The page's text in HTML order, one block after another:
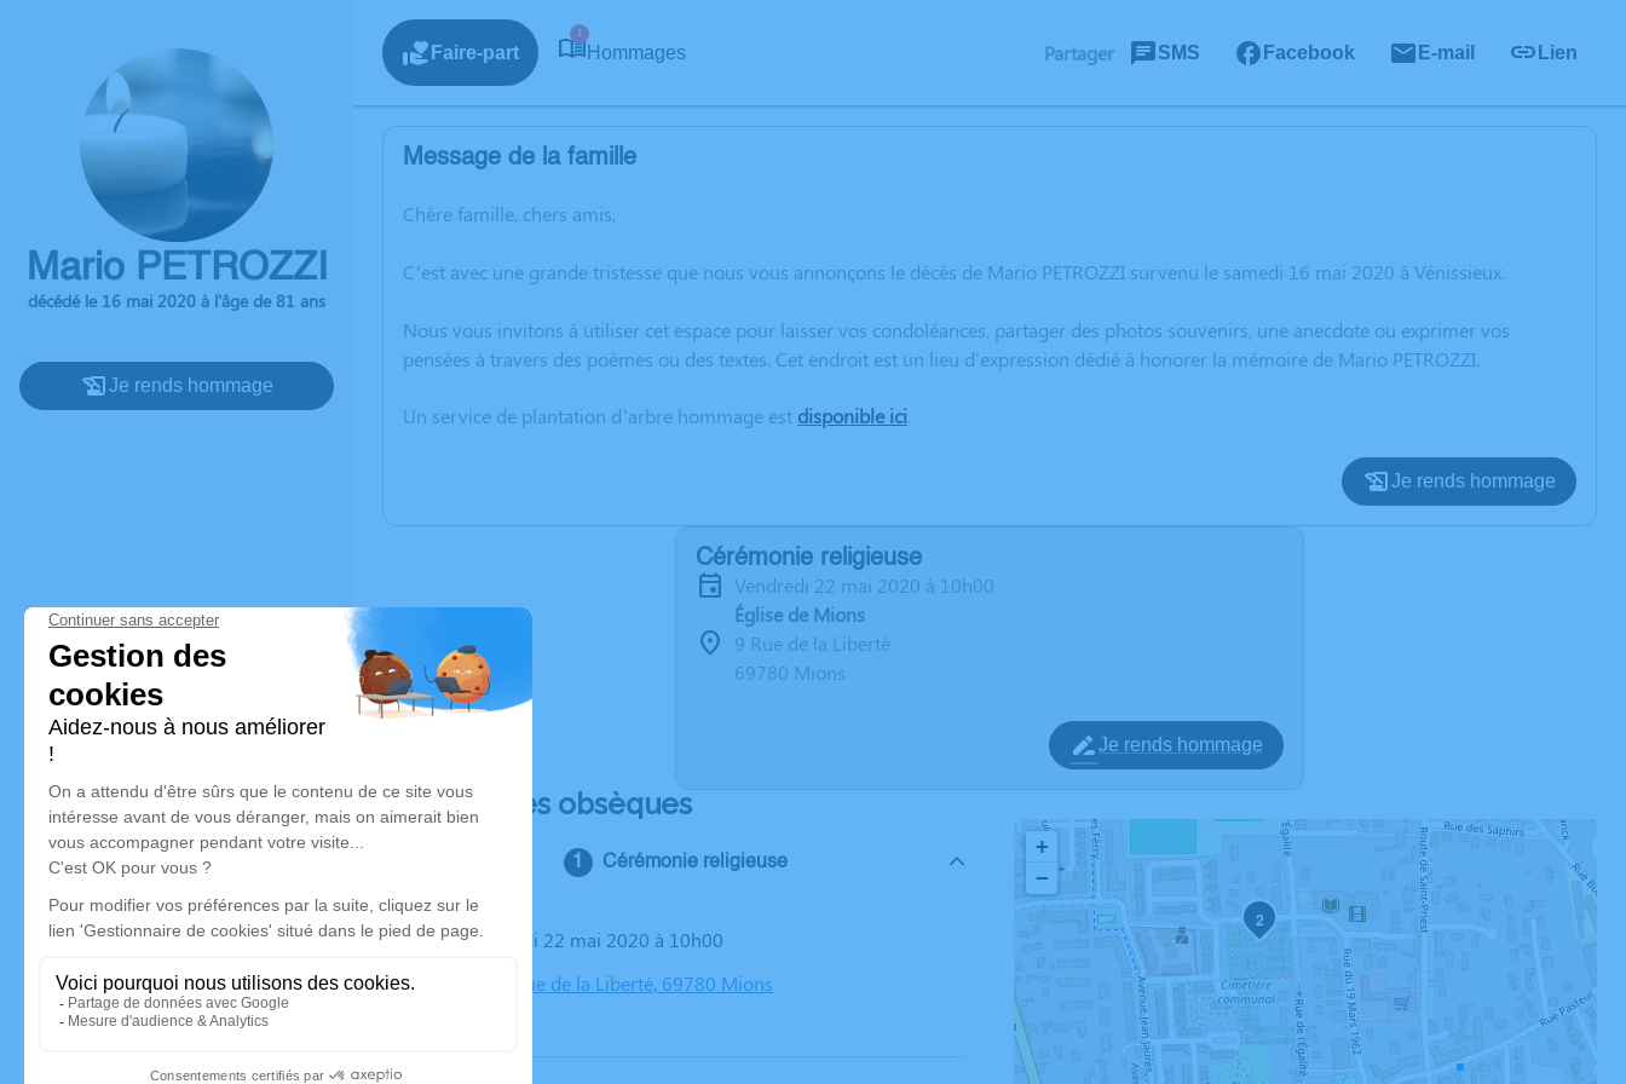
Mario PETROZZI
décédé le 16 mai 2020 à l'âge de 81 ans
Je rends hommage
Faire-part
1
Hommages Partager SMS Facebook E-mail Lien
Message de la famille
Chère famille, chers amis,
C’est avec une grande tristesse que nous vous annonçons le décès de Mario PETROZZI survenu le samedi 16 mai 2020 à Vénissieux.
Nous vous invitons à utiliser cet espace pour laisser vos condoléances, partager des photos souvenirs, une anecdote ou exprimer vos
pensées à travers des poèmes ou des textes. Cet endroit est un lieu d'expression dédié à honorer la mémoire de Mario PETROZZI.
Un service de plantation d’arbre hommage est disponible ici.
Je rends hommage
Cérémonie religieuse
vendredi 22 mai 2020 à 10h00
Église de Mions
9 Rue de la Liberté
69780 Mions
Je rends hommage
Déroulé des obsèques
Cérémonie religieuse
Le vendredi 22 mai 2020 à 10h00
Église, 9 Rue de la Liberté, 69780 Mions
2
+
−